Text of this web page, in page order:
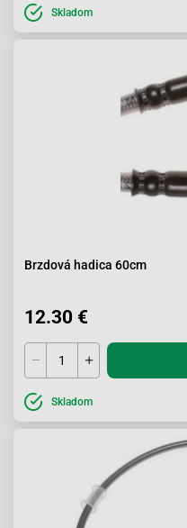
Skladom
Brzdová hadica 60cm
12.30 €
Skladom